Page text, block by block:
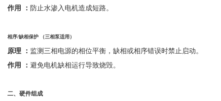
作用
： 防止水渗入电机造成短路。
相序/缺相保护 （三相泵适用）
原理 ： 监测三相电源的相位平衡，缺相或相序错误时禁止启动。
作用
： 避免电机缺相运行导致烧毁。
二、硬件组成